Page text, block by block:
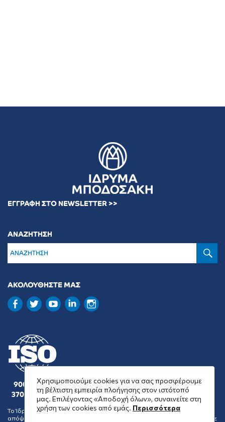
ΕΓΓΡΑΦΗ ΣΤΟ NEWSLETTER >>
ΑΝΑΖΗΤΗΣΗ
ΑΚΟΛΟΥΘΗΣΤΕ ΜΑΣ
9001 : 2015
37001 : 2025
Το Ίδρυμα Μποδοσάκη δεν συμμερίζεται απαραίτητα τις θέσεις και
απόψεις των οργανώσεων που επιλέγει να επιχορηγήσει ή να ενισχύσει με
Χρησιμοποιούμε cookies για να σας προσφέρουμε
τη βέλτιστη εμπειρία πλοήγησης στον ιστότοπό
μας. Επιλέγοντας «Αποδοχή όλων», συναινείτε στη
χρήση των cookies από εμάς. Περισσότερα